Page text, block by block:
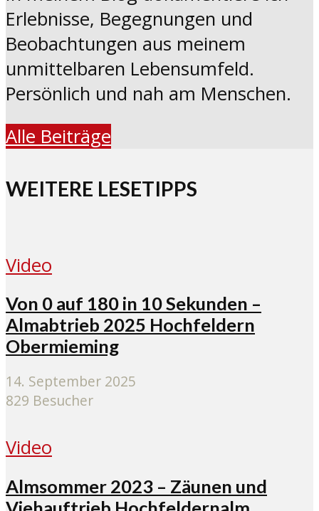
Erlebnisse, Begegnungen und
Beobachtungen aus meinem
unmittelbaren Lebensumfeld.
Persönlich und nah am Menschen.
Alle Beiträge
WEITERE LESETIPPS
Video
Von 0 auf 180 in 10 Sekunden –
Almabtrieb 2025 Hochfeldern
Obermieming
14. September 2025
829 Besucher
Video
Almsommer 2023 – Zäunen und